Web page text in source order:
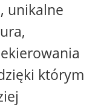
unikalne
którym